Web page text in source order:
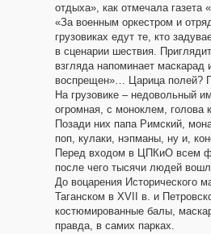
отдыха», как отмечала газета
«За военным оркестром и
грузовиках едут те, кто
в сценарии шествия.
взгляда напоминает
воспрещен»… Царица полей?
На грузовике – недовольный
огромная, с моноклем, голова
Позади них папа Римский,
поп, кулаки, нэпманы, ну и,
Перед входом в ЦПКиО всем
после чего тысячи людей
До воцарения Исторического
Таганском в ХVII в. и
костюмированные балы,
правда, в самих парках.